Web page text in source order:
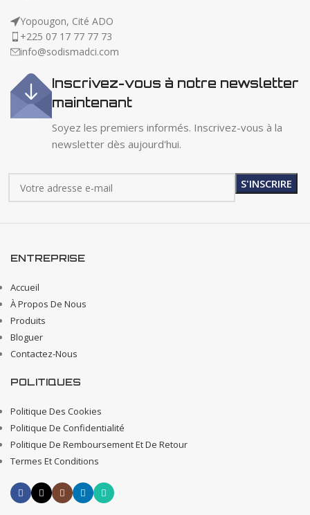
Yopougon, Cité ADO
+225 07 17 77 77 73
info@sodismadci.com
Inscrivez-vous à notre newsletter
maintenant
Soyez les premiers informés. Inscrivez-vous à la
newsletter dès aujourd'hui.
ENTREPRISE
Accueil
À Propos De Nous
Produits
Bloguer
Contactez-Nous
POLITIQUES
Politique Des Cookies
Politique De Confidentialité
Politique De Remboursement Et De Retour
Termes Et Conditions